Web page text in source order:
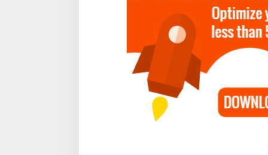
P
e
n
r